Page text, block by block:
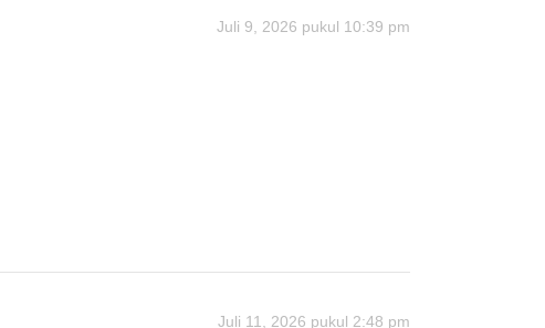
Juli 9, 2026 pukul 10:39 pm
Juli 11, 2026 pukul 2:48 pm